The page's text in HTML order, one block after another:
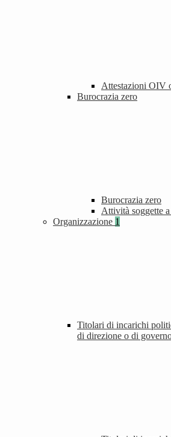
Attestazioni OIV
Burocrazia zero
Burocrazia zero
Attività soggette
Organizzazione 1
Titolari di incarichi
di direzione o di